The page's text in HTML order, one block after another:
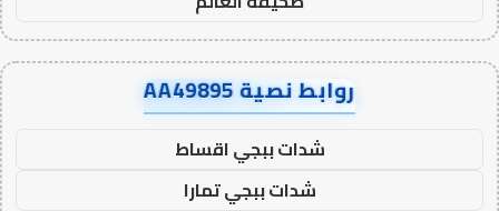
روابط نصية AA49895
شدات ببجي اقساط
شدات ببجي تمارا